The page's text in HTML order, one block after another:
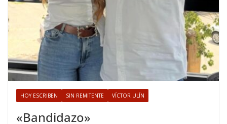
HOY ESCRIBEN SIN REMITENTE VÍCTOR ULÍN
«Bandidazo»